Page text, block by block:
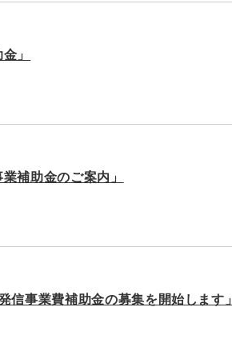
」
補助金のご案内」
信事業費補助金の募集を開始します」